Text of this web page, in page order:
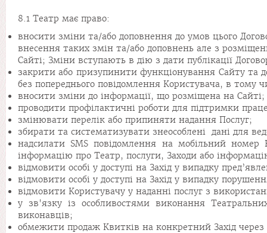
8.1 Театр має право:
вносити зміни та/або доповнення до умов цього
внесення таких змін та/або доповнень але з
Сайті; Зміни вступають в дію з дати публікації
закрити або призупинити функціонування Сайту та
без попереднього повідомлення Користувача, в тому
вносити зміни до інформації, що розміщена на Сайті;
проводити профілактичні роботи для підтримки
змінювати перелік або припиняти надання Послуг;
збирати та систематизувати знеособлені дані для
надсилати SMS повідомлення на мобільний
інформацію про Театр, послуги, Заходи або
відмовити особі у доступі на Захід у випадку
відмовити особі у доступі на Захід у випадку
відмовити Користувачу у наданні послуг з
у зв'язку із особливостями виконання
виконавців;
обмежити продаж Квитків на конкретний Захід через